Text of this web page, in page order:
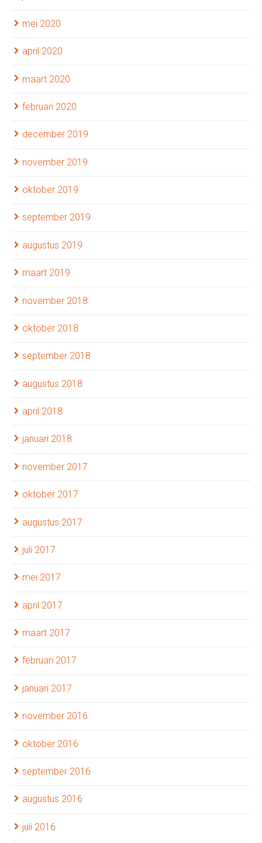
mei 2020
april 2020
maart 2020
februari 2020
december 2019
november 2019
oktober 2019
september 2019
augustus 2019
maart 2019
november 2018
oktober 2018
september 2018
augustus 2018
april 2018
januari 2018
november 2017
oktober 2017
augustus 2017
juli 2017
mei 2017
april 2017
maart 2017
februari 2017
januari 2017
november 2016
oktober 2016
september 2016
augustus 2016
juli 2016